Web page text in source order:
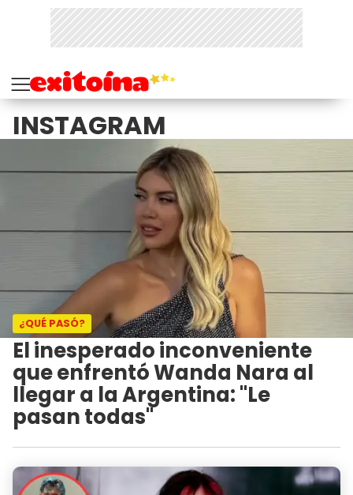
INSTAGRAM
¿QUÉ PASÓ?
El inesperado inconveniente
que enfrentó Wanda Nara al
llegar a la Argentina: "Le
pasan todas"